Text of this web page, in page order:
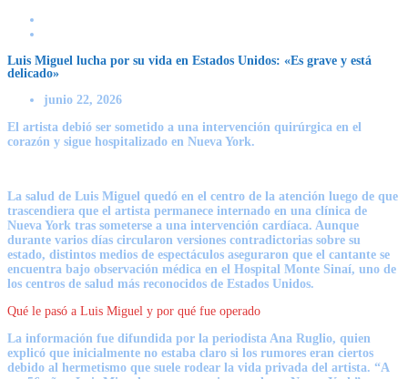
Luis Miguel lucha por su vida en Estados Unidos: «Es grave y está
delicado»
junio 22, 2026
El artista debió ser sometido a una intervención quirúrgica en el
corazón y sigue hospitalizado en Nueva York.
La salud de Luis Miguel quedó en el centro de la atención luego de que
trascendiera que el artista permanece internado en una clínica de
Nueva York tras someterse a una intervención cardíaca. Aunque
durante varios días circularon versiones contradictorias sobre su
estado, distintos medios de espectáculos aseguraron que el cantante se
encuentra bajo observación médica en el Hospital Monte Sinaí, uno de
los centros de salud más reconocidos de Estados Unidos.
Qué le pasó a Luis Miguel y por qué fue operado
La información fue difundida por la periodista Ana Ruglio, quien
explicó que inicialmente no estaba claro si los rumores eran ciertos
debido al hermetismo que suele rodear la vida privada del artista. “A